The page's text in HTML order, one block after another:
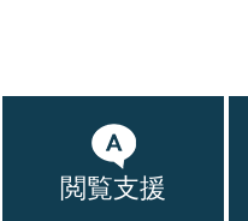
閲覧支援